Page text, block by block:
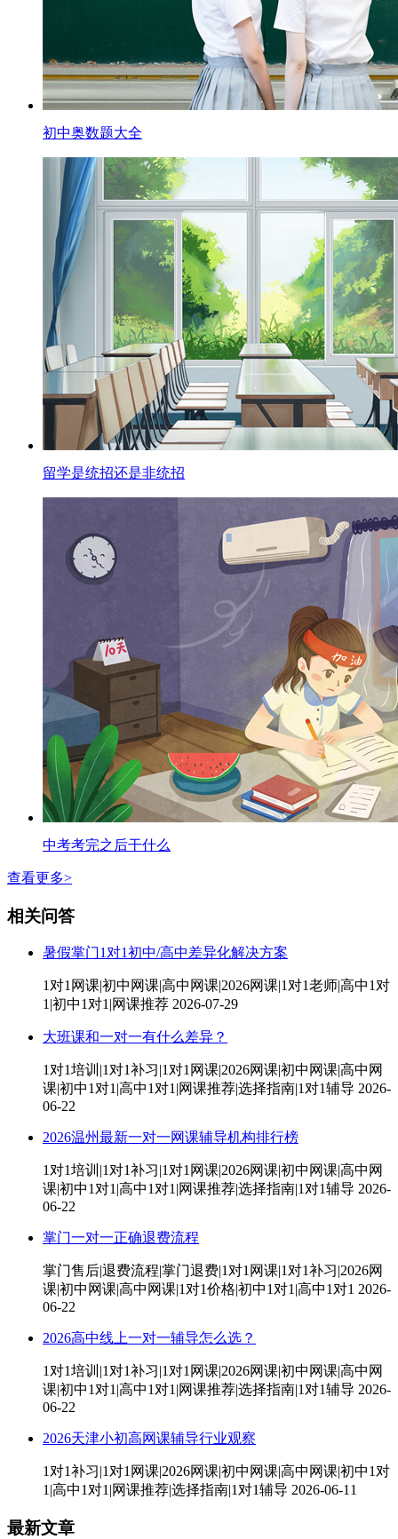
初中奥数题大全
留学是统招还是非统招
中考考完之后干什么
查看更多>
相关问答
暑假掌门1对1初中/高中差异化解决方案
1对1网课|初中网课|高中网课|2026网课|1对1老师|高中1对
1|初中1对1|网课推荐 2026-07-29
大班课和一对一有什么差异？
1对1培训|1对1补习|1对1网课|2026网课|初中网课|高中网
课|初中1对1|高中1对1|网课推荐|选择指南|1对1辅导 2026-
06-22
2026温州最新一对一网课辅导机构排行榜
1对1培训|1对1补习|1对1网课|2026网课|初中网课|高中网
课|初中1对1|高中1对1|网课推荐|选择指南|1对1辅导 2026-
06-22
掌门一对一正确退费流程
掌门售后|退费流程|掌门退费|1对1网课|1对1补习|2026网
课|初中网课|高中网课|1对1价格|初中1对1|高中1对1 2026-
06-22
2026高中线上一对一辅导怎么选？
1对1培训|1对1补习|1对1网课|2026网课|初中网课|高中网
课|初中1对1|高中1对1|网课推荐|选择指南|1对1辅导 2026-
06-22
2026天津小初高网课辅导行业观察
1对1补习|1对1网课|2026网课|初中网课|高中网课|初中1对
1|高中1对1|网课推荐|选择指南|1对1辅导 2026-06-11
最新文章